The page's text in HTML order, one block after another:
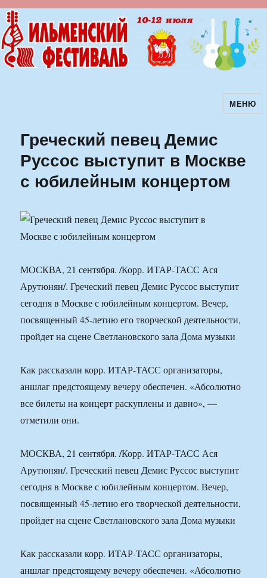
Ильменский фестиваль авторскойМЕНЮ
Греческий певец Демис
Руссос выступит в Москве
с юбилейным концертом
МОСКВА, 21 сентября. /Корр. ИТАР-ТАСС Ася
Арутюнян/. Греческий певец Демис Руссос выступит
сегодня в Москве с юбилейным концертом. Вечер,
посвященный 45-летию его творческой деятельности,
пройдет на сцене Светлановского зала Дома музыки
Как рассказали корр. ИТАР-ТАСС организаторы,
аншлаг предстоящему вечеру обеспечен. «Абсолютно
все билеты на концерт раскуплены и давно», —
отметили они.
МОСКВА, 21 сентября. /Корр. ИТАР-ТАСС Ася
Арутюнян/. Греческий певец Демис Руссос выступит
сегодня в Москве с юбилейным концертом. Вечер,
посвященный 45-летию его творческой деятельности,
пройдет на сцене Светлановского зала Дома музыки
Как рассказали корр. ИТАР-ТАСС организаторы,
аншлаг предстоящему вечеру обеспечен. «Абсолютно